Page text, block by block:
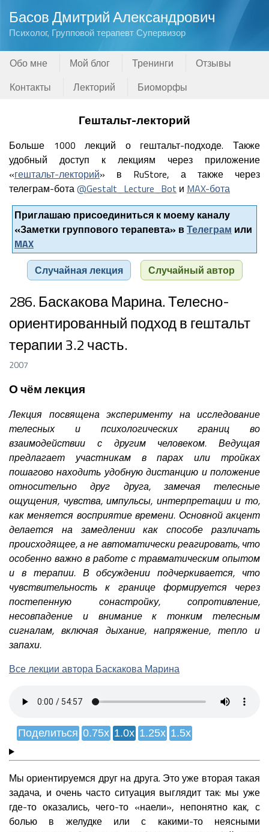
Басов Дмитрий Александрович
Психолог, Групповой терапевт Супервизор
Обо мне Мой блог Тренинги
Отзывы
Контакты
Лекторий Биоморфы
Гештальт-лекторий
Больше 1000 лекций о гештальт-подходе. Также
удобный доступ к лекциям через приложение
«гештальт-лекторий» в RuStore, а также через
телеграм-бота@Gestalt_Lecture_Bot и MAX-бота
Приглашаю присоединиться к моему каналу
«Заметки группового терапевта» вТелеграм или
MAX
Случайная лекция
Случайный автор
286. Баскакова Марина. Телесно-
ориентированный подход в гештальт
терапии 3.2 часть.
2007
О чём лекция
Лекция посвящена эксперименту на исследование
телесных и психологических границ во
взаимодействии с другим человеком. Ведущая
предлагает участникам в парах или тройках
пошагово находить удобную дистанцию и положение
относительно друг друга, замечая телесные
ощущения, чувства, импульсы, интерпретации и то,
как меняется восприятие времени. Основной акцент
делается на замедлении как способе различать
происходящее, а не автоматически реагировать, что
особенно важно в работе с травматическим опытом
и в терапии. В обсуждении подчеркивается, что
чувствительность к границе формируется через
постепенную сонастройку, сопротивление,
несовпадение и внимание к тонким телесным
сигналам, включая дыхание, напряжение, тепло и
запахи.
Все лекции автора Баскакова Марина
Поделиться 0.75x 1.0x 1.25x 1.5x
Мы ориентируемся друг на друга. Это уже вторая такая
задача, и очень часто ситуация выглядит так: мы уже
где-то оказались, чего-то «наели», непонятно как, с
болью в желудке или с какими-то неясными